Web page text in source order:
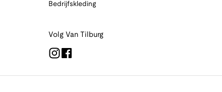
Bedrijfskleding
Volg Van Tilburg